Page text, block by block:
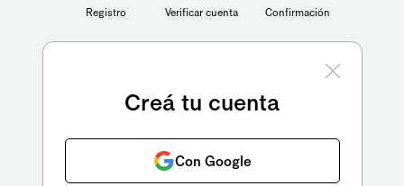
Registro Verificar cuenta Confirmación
Creá tu cuenta
Con Google